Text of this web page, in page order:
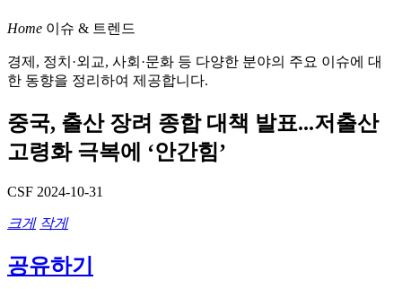
Home 이슈 & 트렌드
경제, 정치·외교, 사회·문화 등 다양한 분야의 주요 이슈에 대
한 동향을 정리하여 제공합니다.
중국, 출산 장려 종합 대책 발표...저출산
고령화 극복에 ‘안간힘’
CSF 2024-10-31
크게 작게
공유하기